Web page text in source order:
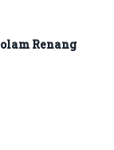
Renang